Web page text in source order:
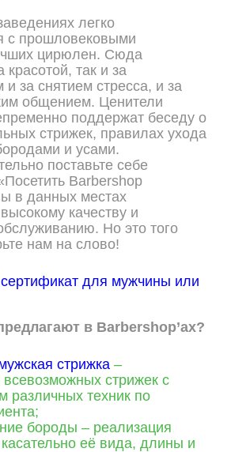
легко
с прошловековыми
цирюлен. Сюда
красотой, так и за
и за снятием стресса, и за
общением. Ценители
поддержат беседу о
стрижек, правилах ухода
и усами.
поставьте себе
Barbershop
в данных местах
качеству и
Но это того
нам на слово!
в Barbershop’ах?
стрижка –
стрижек с
различных техник по
бороды – реализация
её вида, длины и